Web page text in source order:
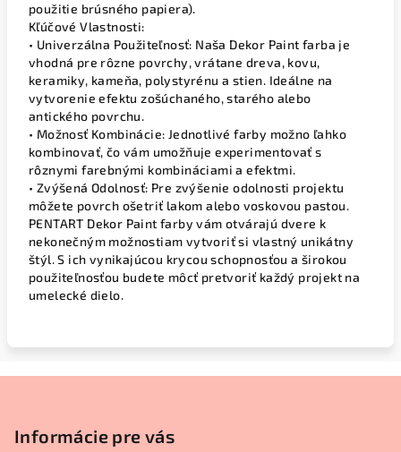
použitie brúsného papiera).
Kľúčové Vlastnosti:
• Univerzálna Použiteľnosť: Naša Dekor Paint farba je
vhodná pre rôzne povrchy, vrátane dreva, kovu,
keramiky, kameňa, polystyrénu a stien. Ideálne na
vytvorenie efektu zošúchaného, starého alebo
antického povrchu.
• Možnosť Kombinácie: Jednotlivé farby možno ľahko
kombinovať, čo vám umožňuje experimentovať s
rôznymi farebnými kombináciami a efektmi.
• Zvýšená Odolnosť: Pre zvýšenie odolnosti projektu
môžete povrch ošetriť lakom alebo voskovou pastou.
PENTART Dekor Paint farby vám otvárajú dvere k
nekonečným možnostiam vytvoriť si vlastný unikátny
štýl. S ich vynikajúcou krycou schopnosťou a širokou
použiteľnosťou budete môcť pretvoriť každý projekt na
umelecké dielo.
Informácie pre vás